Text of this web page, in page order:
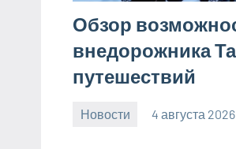
Обзор
внедорожника
путешествий
Новости 4 августа 2026